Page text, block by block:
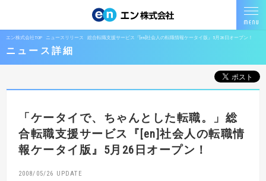
エン株式会社TOP ニュースリリース 総合転職支援サービス『[en]社会人の転職情報ケータイ版』5月26日オープン！
ニュース詳細
「ケータイで、ちゃんとした転職。」 総
合転職支援サービス『[en]社会人の転職情
報ケータイ版』 5月26日オープン！
2008/05/26